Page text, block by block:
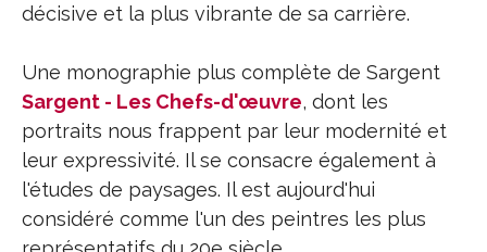
décisive et la plus vibrante de sa carrière.
Une monographie plus complète de Sargent
Sargent - Les Chefs-d'œuvre, dont les
portraits nous frappent par leur modernité et
leur expressivité. Il se consacre également à
l'études de paysages. Il est aujourd'hui
considéré comme l'un des peintres les plus